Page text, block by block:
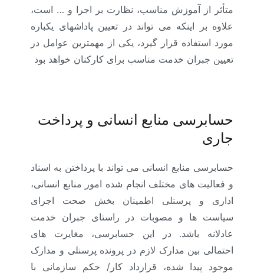
متأثر از آموزش مناسب، نظارت بر اجرا و … است،
علاوه بر اینکه می تواند در تعیین پاداشهای یکباره
مورد استفاده قرار گیرد، یکی از مهمترین عوامل در
تعیین جبران خدمت مناسب برای کارکنان خواهد بود
حسابرسی منابع انسانی و پرداخت
جاری
حسابرسی منابع انسانی می تواند با پرداختن به اسناد
و فعالیت های مختلف انجام شده امور منابع انسانی،
اداری و پرسنلی اطمینان بخش صحت اجرای
سیاست ها و مصوبات در راستای جبران خدمت
عادلانه باشد. در این حسابرسی، مغایرت های
احتمالی بین مدارک لازم در پرونده پرسنلی و مدارک
موجود پیدا شده، قرارداد کار/ حکم سازمانی با